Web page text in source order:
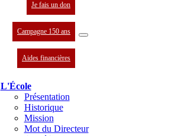
Je fais un don
Campagne 150 ans
Aides financières
L'École
Présentation
Historique
Mission
Mot du Directeur